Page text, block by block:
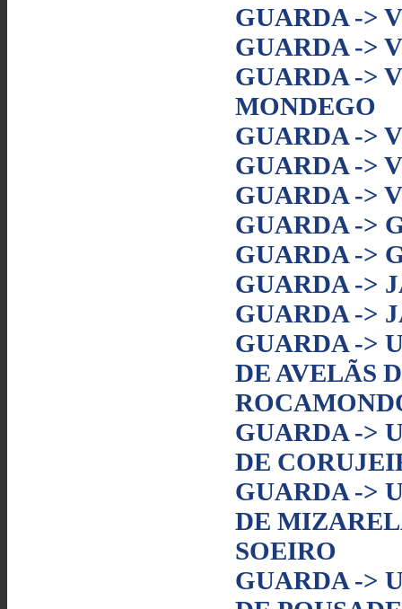
GUARDA ->
GUARDA ->
GUARDA ->
MONDEGO
GUARDA ->
GUARDA ->
GUARDA ->
GUARDA ->
GUARDA ->
GUARDA ->
GUARDA ->
GUARDA ->
DE AVELÃS
GUARDA ->
DE
GUARDA ->
DE
SOEIRO
GUARDA ->